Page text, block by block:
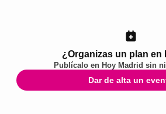
¿Organizas un plan en
Publícalo en Hoy Madrid sin
Dar de alta un